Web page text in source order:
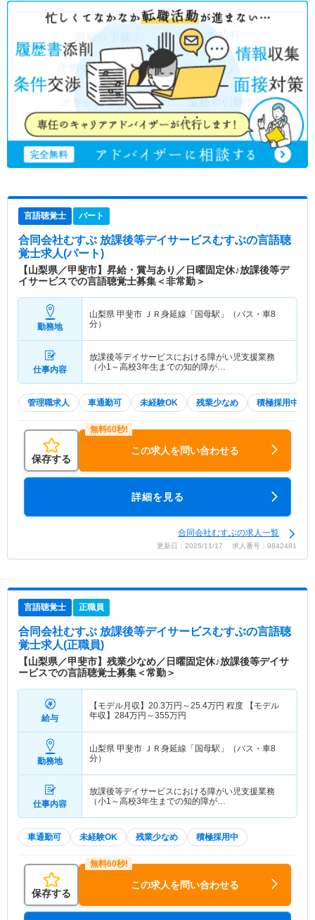
言語聴覚士 パート
合同会社むすぶ 放課後等デイサービスむすぶの言語聴
覚士求人(パート)
【山梨県／甲斐市】昇給・賞与あり／日曜固定休♪放課後等デ
イサービスでの言語聴覚士募集＜非常勤＞
勤務地
山梨県 甲斐市 ＪＲ身延線「国母駅」（バス・車8
分）
仕事内容
放課後等デイサービスにおける障がい児支援業務
（小1～高校3年生までの知的障が…
管理職求人 車通勤可 未経験OK 残業少なめ 積極採用中
保存する
この求人を問い合わせる
詳細を見る
合同会社むすぶの求人一覧
更新日：2025/11/17 求人番号：9842481
言語聴覚士 正職員
合同会社むすぶ 放課後等デイサービスむすぶの言語聴
覚士求人(正職員)
【山梨県／甲斐市】残業少なめ／日曜固定休♪放課後等デイサ
ービスでの言語聴覚士募集＜常勤＞
給与
【モデル月収】 20.3万円～25.4万円 程度 【モデル
年収】 284万円～355万円
勤務地
山梨県 甲斐市 ＪＲ身延線「国母駅」（バス・車8
分）
仕事内容
放課後等デイサービスにおける障がい児支援業務
（小1～高校3年生までの知的障が…
車通勤可 未経験OK 残業少なめ 積極採用中
保存する
この求人を問い合わせる